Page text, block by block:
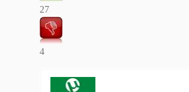
27
4